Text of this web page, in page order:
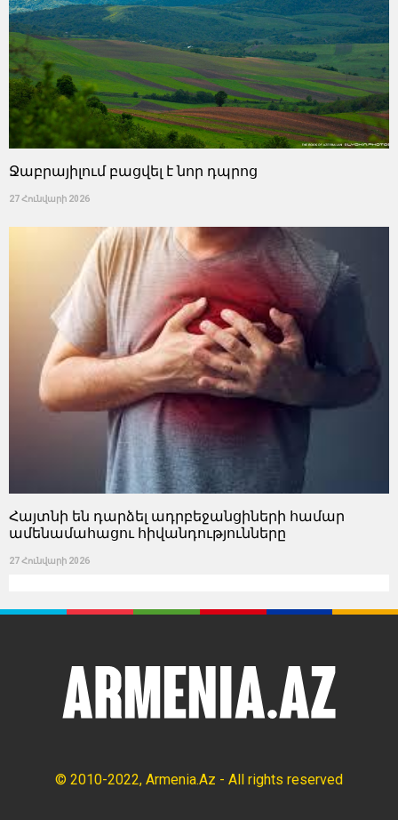
Ջաբրայիլում բացվել է նոր դպրոց
27 Հունվարի 2026
Հայտնի են դարձել ադրբեջանցիների համար
ամենամահացու հիվանդությունները
27 Հունվարի 2026
© 2010-2022, Armenia.Az - All rights reserved